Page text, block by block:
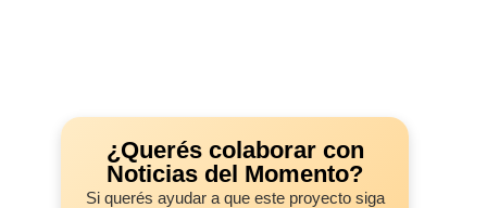
¿Querés colaborar con
Noticias del Momento?
Si querés ayudar a que este proyecto siga